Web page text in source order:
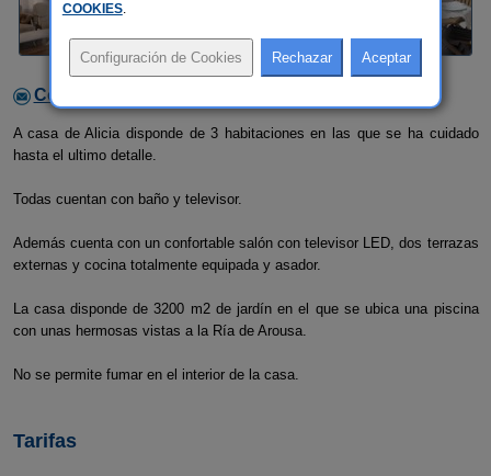
Contactar con el alojamiento
A casa de Alicia disponde de 3 habitaciones en las que se ha cuidado
hasta el ultimo detalle.
Todas cuentan con baño y televisor.
Además cuenta con un confortable salón con televisor LED, dos terrazas
externas y cocina totalmente equipada y asador.
La casa disponde de 3200 m2 de jardín en el que se ubica una piscina
con unas hermosas vistas a la Ría de Arousa.
No se permite fumar en el interior de la casa.
Tarifas
COOKIES.